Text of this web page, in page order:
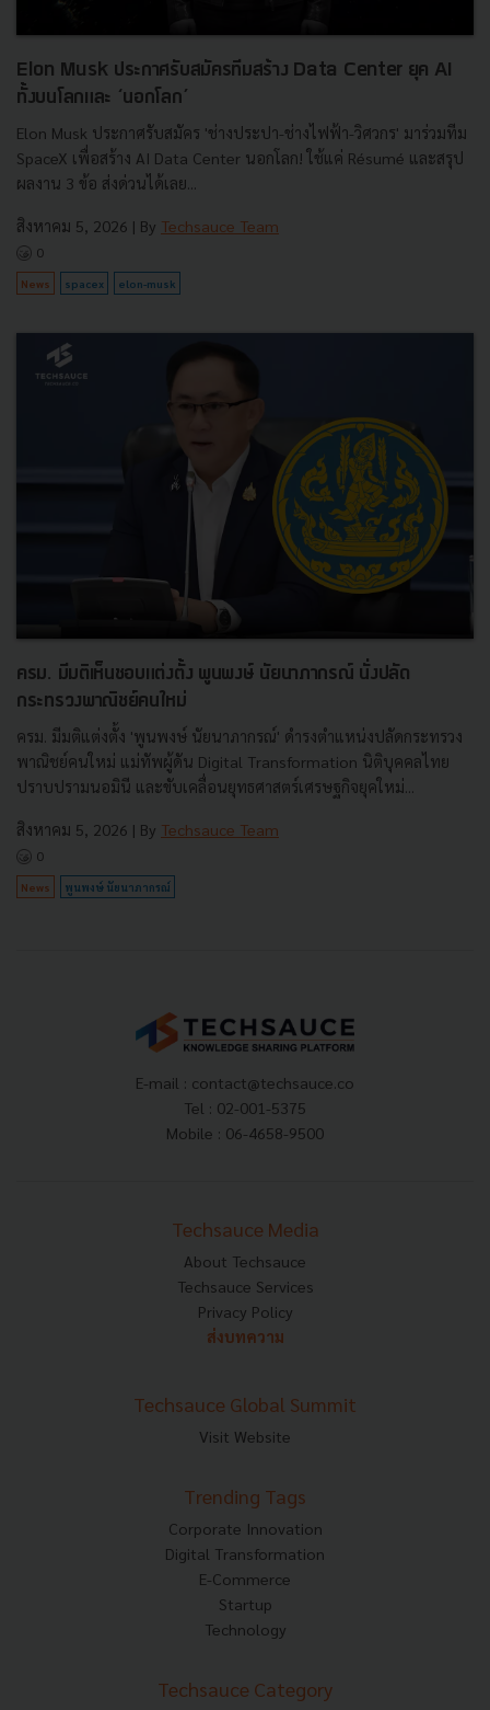
Elon Musk ประกาศรับสมัครทีมสร้าง Data Center ยุค AI
ทั้งบนโลกและ ‘นอกโลก’
Elon Musk ประกาศรับสมัคร 'ช่างประปา-ช่างไฟฟ้า-วิศวกร' มาร่วมทีม
SpaceX เพื่อสร้าง AI Data Center นอกโลก! ใช้แค่ Résumé และสรุป
ผลงาน 3 ข้อ ส่งด่วนได้เลย...
สิงหาคม 5, 2026 | By Techsauce Team
0
News spacex elon-musk
ครม. มีมติเห็นชอบแต่งตั้ง พูนพงษ์ นัยนาภากรณ์ นั่งปลัด
กระทรวงพาณิชย์คนใหม่
ครม. มีมติแต่งตั้ง 'พูนพงษ์ นัยนาภากรณ์' ดำรงตำแหน่งปลัดกระทรวง
พาณิชย์คนใหม่ แม่ทัพผู้ดัน Digital Transformation นิติบุคคลไทย
ปราบปรามนอมินี และขับเคลื่อนยุทธศาสตร์เศรษฐกิจยุคใหม่...
สิงหาคม 5, 2026 | By Techsauce Team
0
News พูนพงษ์ นัยนาภากรณ์
E-mail : contact@techsauce.co
Tel : 02-001-5375
Mobile : 06-4658-9500
Techsauce Media
About Techsauce
Techsauce Services
Privacy Policy
ส่งบทความ
Techsauce Global Summit
Visit Website
Trending Tags
Corporate Innovation
Digital Transformation
E-Commerce
Startup
Technology
Techsauce Category